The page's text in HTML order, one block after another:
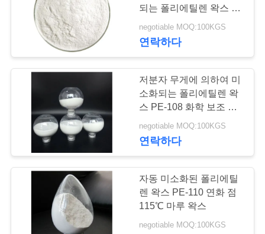
요
맵
PRIVACY
POLICY
되는 폴리에틸렌 왁스 분
말 PEW3306 CAS 9002-
88-4
negotiable MOQ:100KGS
연락하다
저분자 무게에 의하여 미
소화되는 폴리에틸렌 왁
스 PE-108 화학 보조 대
negotiable MOQ:100KGS
연락하다
자동 미소화된 폴리에틸
렌 왁스 PE-110 연화 점
115℃ 마루 왁스
negotiable MOQ:100KGS